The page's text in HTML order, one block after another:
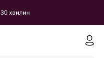
хвилин